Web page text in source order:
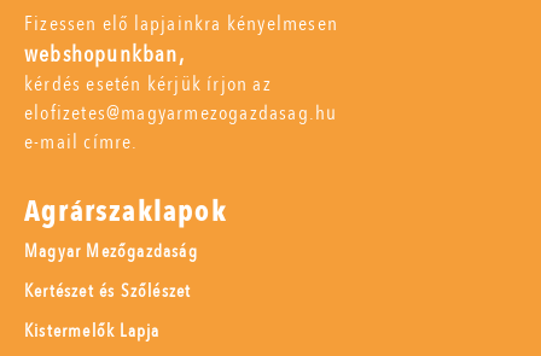
Fizessen elő lapjainkra kényelmesen
webshopunkban,
kérdés esetén kérjük írjon az
elofizetes@magyarmezogazdasag.hu
e-mail címre.
Agrárszaklapok
Magyar Mezőgazdaság
Kertészet és Szőlészet
Kistermelők Lapja